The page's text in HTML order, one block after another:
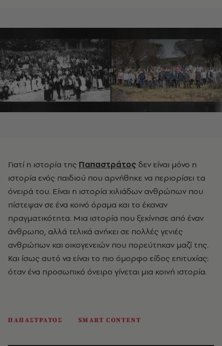
Γιατί η ιστορία της Παπαστράτος δεν είναι μόνο η
ιστορία ενός παιδιού που αρνήθηκε να περιορίσει τα
όνειρά του. Είναι η ιστορία χιλιάδων ανθρώπων που
πίστεψαν σε ένα κοινό όραμα και το έκαναν
πραγματικότητα. Μια ιστορία που ξεκίνησε από έναν
άνθρωπο, αλλά τελικά ανήκει σε πολλές γενιές
ανθρώπων και οικογενειών που πορεύτηκαν μαζί της.
Και ίσως αυτό να είναι το πιο όμορφο είδος επιτυχίας:
όταν ένα προσωπικό όνειρο γίνεται μια κοινή ιστορία.
ΠΑΠΑΣΤΡΑΤΟΣ SMART CONTENT